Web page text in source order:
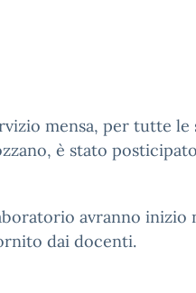
mensa, per tutte le
è stato
avranno inizio
dai docenti.